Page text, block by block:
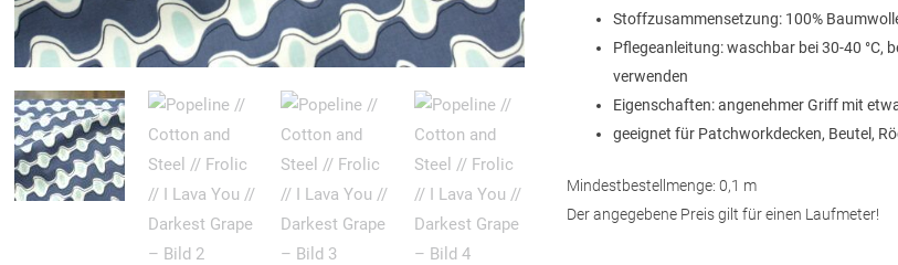
Stoffzusammensetzung: 100%
Pflegeanleitung: waschbar bei 30-40 °C,
verwenden
Eigenschaften: angenehmer Griff mit
geeignet für Patchworkdecken, Beutel,
Mindestbestellmenge: 0,1 m
Der angegebene Preis gilt für einen Laufmeter!